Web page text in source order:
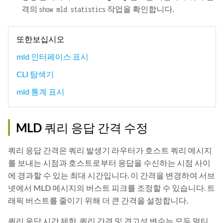
격의 show mld statistics 작업을 확인합니다.
또한보십시오
mld 인터페이스 표시
CLI 탐색기
mld 통계 표시
MLD 쿼리 응답 간격 수정
쿼리 응답 간격은 쿼리 발생기 라우터가 호스트 쿼리 메시지
를 보내는 시점과 호스트로부터 응답을 수신하는 시점 사이
에 경과할 수 있는 최대 시간입니다. 이 간격을 변경하여 서브
넷에서 MLD 메시지의 버스트 피크를 조정할 수 있습니다. 트
래픽 버스트를 줄이기 위해 더 큰 간격을 설정합니다.
쿼리 응답 시간 제한, 쿼리 간격 및 견고성 변수는 모두 멀티